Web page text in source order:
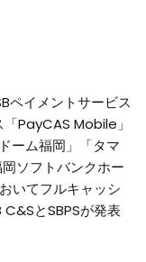
ペイメントサービス
「PayCAS Mobile」
ーム福岡」「タマ
ソフトバンクホー
いてフルキャッシ
とSBPSが発表